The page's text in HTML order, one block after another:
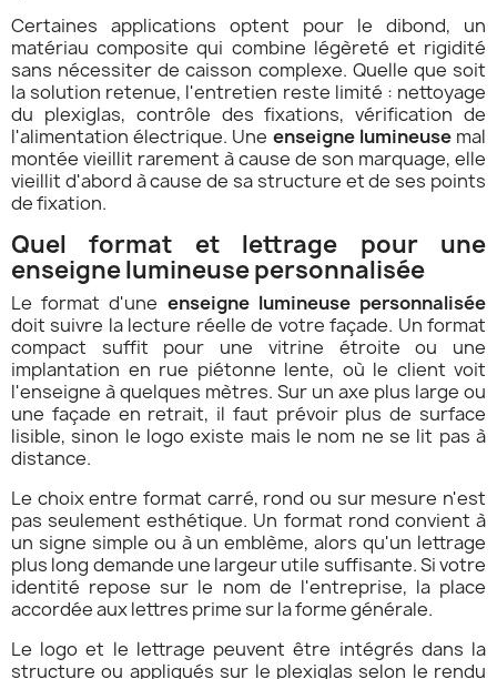
Certaines applications optent pour le dibond, un
matériau composite qui combine légèreté et rigidité
sans nécessiter de caisson complexe. Quelle que soit
la solution retenue, l'entretien reste limité : nettoyage
du plexiglas, contrôle des fixations, vérification de
l'alimentation électrique. Une enseigne lumineusemal
montée vieillit rarement à cause de son marquage, elle
vieillit d'abord à cause de sa structure et de ses points
de fixation.
Quel format et lettrage pour une
enseigne lumineuse personnalisée
Le format d'une enseigne lumineuse personnalisée
doit suivre la lecture réelle de votre façade. Un format
compact suffit pour une vitrine étroite ou une
implantation en rue piétonne lente, où le client voit
l'enseigne à quelques mètres. Sur un axe plus large ou
une façade en retrait, il faut prévoir plus de surface
lisible, sinon le logo existe mais le nom ne se lit pas à
distance.
Le choix entre format carré, rond ou sur mesure n'est
pas seulement esthétique. Un format rond convient à
un signe simple ou à un emblème, alors qu'un lettrage
plus long demande une largeur utile suffisante. Si votre
identité repose sur le nom de l'entreprise, la place
accordée aux lettres prime sur la forme générale.
Le logo et le lettrage peuvent être intégrés dans la
structure ou appliqués sur le plexiglas selon le rendu